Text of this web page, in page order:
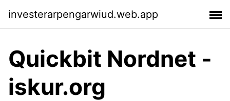
investerarpengarwiud.web.app
Quickbit Nordnet -
iskur.org